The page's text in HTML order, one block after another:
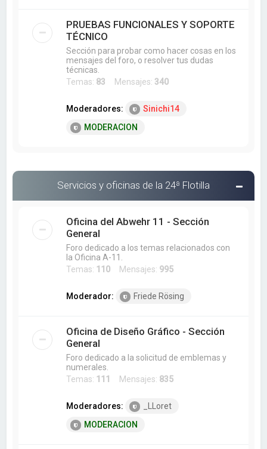
PRUEBAS FUNCIONALES Y SOPORTE
TÉCNICO
Sección para probar como hacer cosas en los
mensajes del foro, o resolver tus dudas
técnicas.
Temas: 83 Mensajes: 340
Moderadores:
Sinichi14
MODERACION
Servicios y oficinas de la 24ª Flotilla
Oficina del Abwehr 11 - Sección
General
Foro dedicado a los temas relacionados con
la Oficina A-11.
Temas: 110 Mensajes: 995
Moderador: Friede Rösing
Oficina de Diseño Gráfico - Sección
General
Foro dedicado a la solicitud de emblemas y
numerales.
Temas: 111 Mensajes: 835
Moderadores:
_LLoret
MODERACION